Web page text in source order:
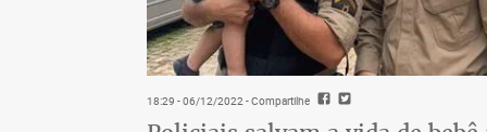
18:29 - 06/12/2022- Compartilhe